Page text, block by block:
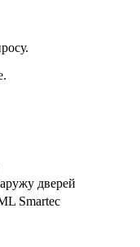
дверей
Smartec